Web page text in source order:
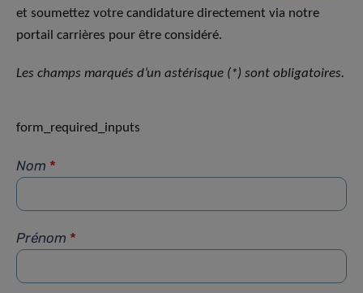
et soumettez votre candidature directement via notre
portail carrières pour être considéré.
Les champs marqués d’un astérisque (*) sont obligatoires.
form_required_inputs
Nom *
Prénom *